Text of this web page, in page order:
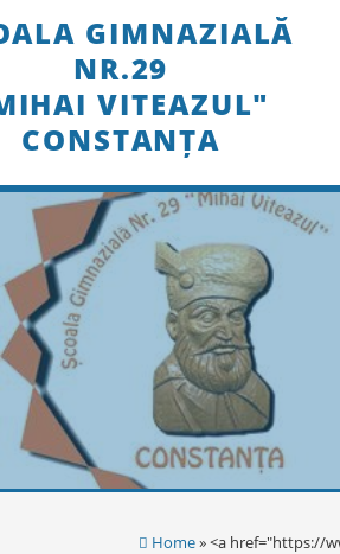
to
GIMNAZIALĂ
NR.29
VITEAZUL"
CONSTANȚA
Home» <a href="https://